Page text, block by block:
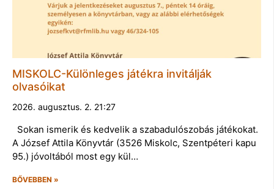
MISKOLC-Különleges játékra invitálják
olvasóikat
2026. augusztus. 2. 21:27
Sokan ismerik és kedvelik a szabadulószobás játékokat.
A József Attila Könyvtár (3526 Miskolc, Szentpéteri kapu
95.) jóvoltából most egy kül…
BŐVEBBEN »